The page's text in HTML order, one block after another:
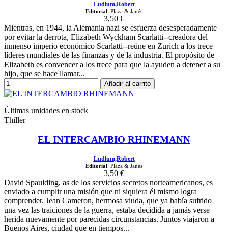
Ludlum,Robert
Editorial: Plaza & Janés
3,50 €
Mientras, en 1944, la Alemania nazi se esfuerza desesperadamente
por evitar la derrota, Elizabeth Wyckham Scarlatti--creadora del
inmenso imperio económico Scarlatti--reúne en Zurich a los trece
líderes mundiales de las finanzas y de la industria. El propósito de
Elizabeth es convencer a los trece para que la ayuden a detener a su
hijo, que se hace llamar...
Añadir al carrito
Últimas unidades en stock
Thiller
EL INTERCAMBIO RHINEMANN
Ludlum,Robert
Editorial: Plaza & Janés
3,50 €
David Spaulding, as de los servicios secretos norteamericanos, es
enviado a cumplir una misión que ni siquiera él mismo logra
comprender. Jean Cameron, hermosa viuda, que ya había sufrido
una vez las traiciones de la guerra, estaba decidida a jamás verse
herida nuevamente por parecidas circunstancias. Juntos viajaron a
Buenos Aires, ciudad que en tiempos...